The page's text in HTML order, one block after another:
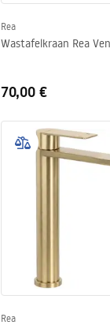
Rea
Wastafelkraan Rea
70,00 €
Rea